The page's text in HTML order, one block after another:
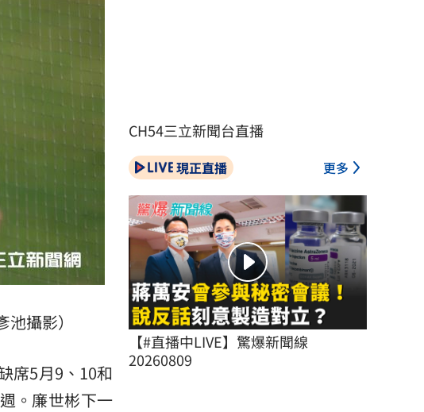
攝影）
席5月9、10和
。廉世彬下一
CH54三立新聞台直播
現正直播 更多
【#直播中LIVE】驚爆新聞線
20260809